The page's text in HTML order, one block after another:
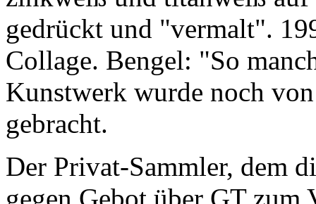
gedrückt und "vermalt".
Collage. Bengel: "So
Kunstwerk wurde noch
gebracht.
Der Privat-Sammler, dem